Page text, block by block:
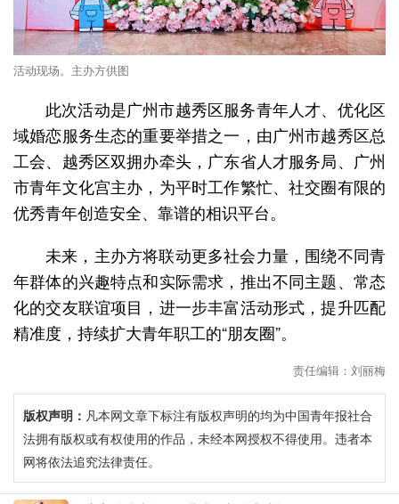
活动现场。主办方供图
此次活动是广州市越秀区服务青年人才、优化区
域婚恋服务生态的重要举措之一，由广州市越秀区总
工会、越秀区双拥办牵头，广东省人才服务局、广州
市青年文化宫主办，为平时工作繁忙、社交圈有限的
优秀青年创造安全、靠谱的相识平台。
未来，主办方将联动更多社会力量，围绕不同青
年群体的兴趣特点和实际需求，推出不同主题、常态
化的交友联谊项目，进一步丰富活动形式，提升匹配
精准度，持续扩大青年职工的“朋友圈”。
责任编辑：刘丽梅
版权声明： 凡本网文章下标注有版权声明的均为中国青年报社合
法拥有版权或有权使用的作品，未经本网授权不得使用。违者本
网将依法追究法律责任。